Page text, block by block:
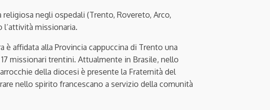
negli ospedali (Trento, Rovereto, Arco,
missionaria.
affidata alla Provincia cappuccina di Trento una
missionari trentini. Attualmente in Brasile, nello
della diocesi è presente la Fraternità del
nello spirito francescano a servizio della comunità